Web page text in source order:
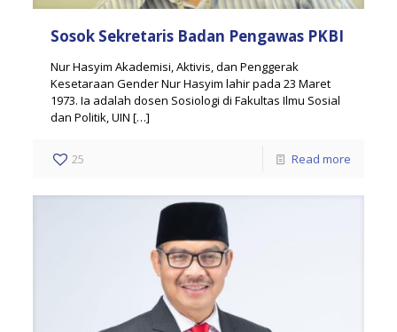
Sosok Sekretaris Badan Pengawas PKBI
Nur Hasyim Akademisi, Aktivis, dan Penggerak
Kesetaraan Gender Nur Hasyim lahir pada 23 Maret
1973. Ia adalah dosen Sosiologi di Fakultas Ilmu Sosial
dan Politik, UIN […]
25 Read more